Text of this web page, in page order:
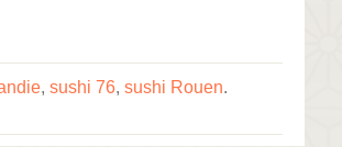
, sushi 76, sushi Rouen.